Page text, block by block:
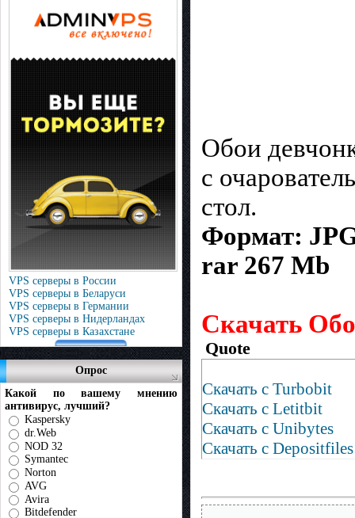
VPS серверы в России
VPS серверы в Беларуси
VPS серверы в Германии
VPS серверы в Нидерландах
VPS серверы в Казахстане
Опрос
Какой по вашему мнению
антивирус, лучший?
Kaspersky
dr.Web
NOD 32
Symantec
Norton
AVG
Avira
Bitdefender
Обои
с
стол.
Формат:
rar 267 Mb
Скачать
Quote
Скачать с Turbobit
Скачать с Letitbit
Скачать с Unibytes
Скачать с Depositfiles